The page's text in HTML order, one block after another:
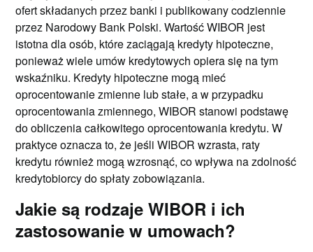
ofert składanych przez banki i publikowany codziennie
przez Narodowy Bank Polski. Wartość WIBOR jest
istotna dla osób, które zaciągają kredyty hipoteczne,
ponieważ wiele umów kredytowych opiera się na tym
wskaźniku. Kredyty hipoteczne mogą mieć
oprocentowanie zmienne lub stałe, a w przypadku
oprocentowania zmiennego, WIBOR stanowi podstawę
do obliczenia całkowitego oprocentowania kredytu. W
praktyce oznacza to, że jeśli WIBOR wzrasta, raty
kredytu również mogą wzrosnąć, co wpływa na zdolność
kredytobiorcy do spłaty zobowiązania.
Jakie są rodzaje WIBOR i ich
zastosowanie w umowach?